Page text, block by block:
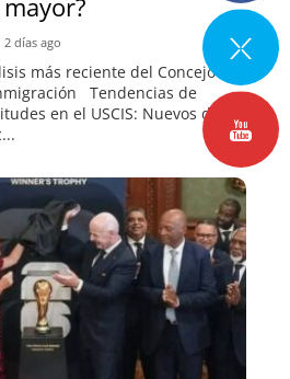
2 días ago
más reciente del Concejo
Tendencias de
en el USCIS: Nuevos datos